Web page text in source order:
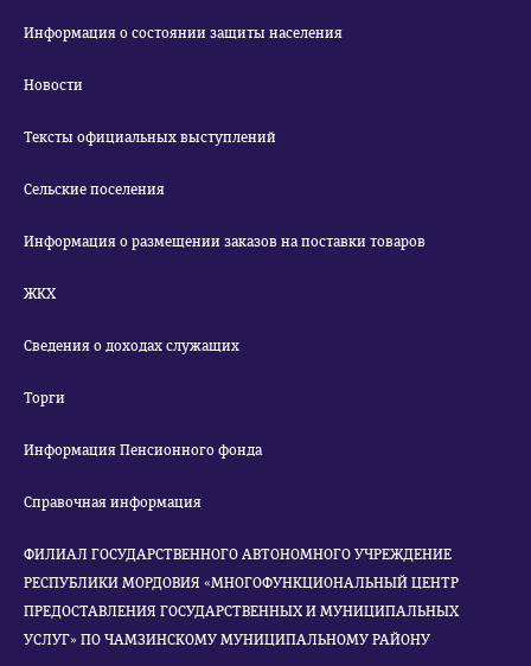
Информация о состоянии защиты населения
Новости
Тексты официальных выступлений
Сельские поселения
Информация о размещении заказов на поставки товаров
ЖКХ
Сведения о доходах служащих
Торги
Информация Пенсионного фонда
Справочная информация
ФИЛИАЛ ГОСУДАРСТВЕННОГО АВТОНОМНОГО УЧРЕЖДЕНИЕ
РЕСПУБЛИКИ МОРДОВИЯ «МНОГОФУНКЦИОНАЛЬНЫЙ ЦЕНТР
ПРЕДОСТАВЛЕНИЯ ГОСУДАРСТВЕННЫХ И МУНИЦИПАЛЬНЫХ
УСЛУГ» ПО ЧАМЗИНСКОМУ МУНИЦИПАЛЬНОМУ РАЙОНУ